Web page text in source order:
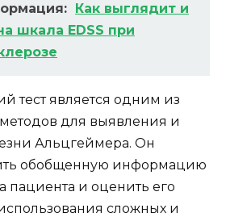
Как выглядит и
шкала EDSS при
тест является одним из
для выявления и
Альцгеймера. Он
обобщенную информацию
пациента и оценить его
сложных и